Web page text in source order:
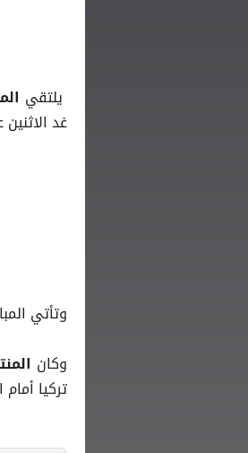
يلتقي
غد
وتأتي
وكان
تركيا أمام